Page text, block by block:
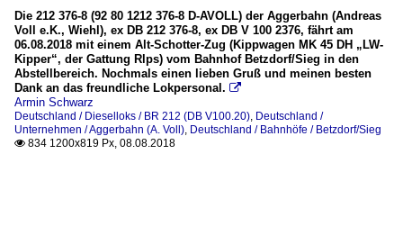
Die 212 376-8 (92 80 1212 376-8 D-AVOLL) der Aggerbahn (Andreas
Voll e.K., Wiehl), ex DB 212 376-8, ex DB V 100 2376, fährt am
06.08.2018 mit einem Alt-Schotter-Zug (Kippwagen MK 45 DH „LW-
Kipper“, der Gattung Rlps) vom Bahnhof Betzdorf/Sieg in den
Abstellbereich. Nochmals einen lieben Gruß und meinen besten
Dank an das freundliche Lokpersonal. 
Armin Schwarz
Deutschland / Dieselloks / BR 212 (DB V100.20), Deutschland /
Unternehmen / Aggerbahn (A. Voll), Deutschland / Bahnhöfe / Betzdorf/Sieg
 834 1200x819 Px, 08.08.2018